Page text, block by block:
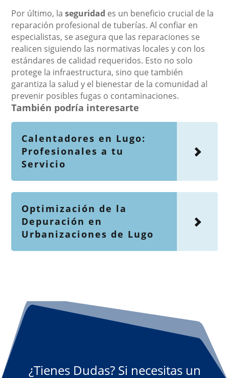
Por último, laseguridad es un beneficio crucial de la
reparación profesional de tuberías. Al confiar en
especialistas, se asegura que las reparaciones se
realicen siguiendo las normativas locales y con los
estándares de calidad requeridos. Esto no solo
protege la infraestructura, sino que también
garantiza la salud y el bienestar de la comunidad al
prevenir posibles fugas o contaminaciones.
También podría interesarte
Calentadores en Lugo:
Profesionales a tu
Servicio
Optimización de la
Depuración en
Urbanizaciones de Lugo
¿Tienes Dudas? Si necesitas un